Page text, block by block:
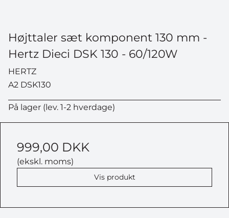
Højttaler sæt komponent 130 mm -
Hertz Dieci DSK 130 - 60/120W
HERTZ
A2 DSK130
På lager (lev. 1-2 hverdage)
999,00 DKK
(ekskl. moms)
Vis produkt